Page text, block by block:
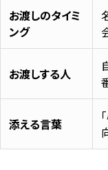
お渡しのタイミ
ング
お渡しする人
添える言葉